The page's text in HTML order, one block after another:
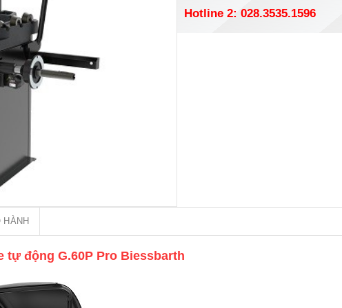
Hotline 2: 028.3535.1596
HÀNH
tự động G.60P Pro Biessbarth